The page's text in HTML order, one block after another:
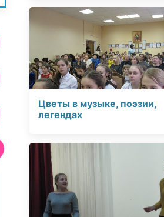
Цветы в музыке, поэзии,
легендах